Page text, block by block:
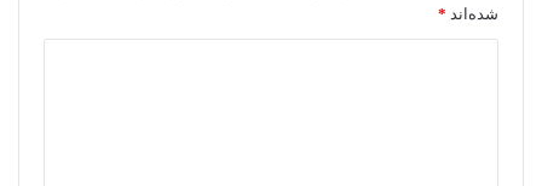
شده‌اند *